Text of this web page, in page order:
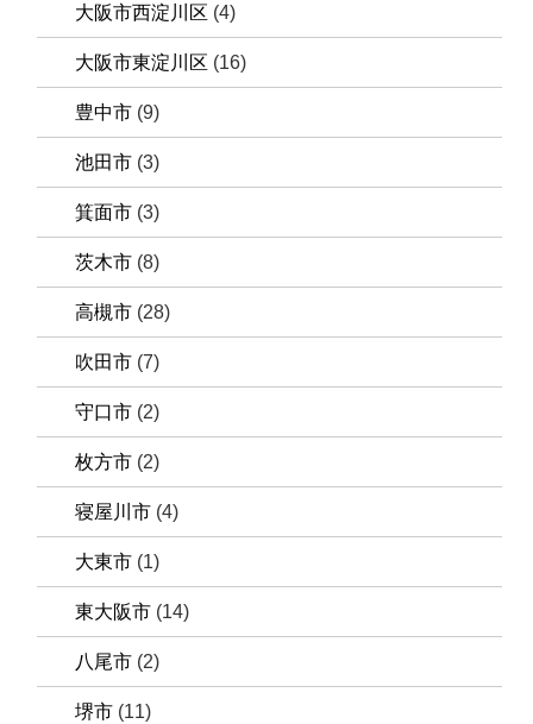
大阪市西淀川区 (4)
大阪市東淀川区 (16)
豊中市 (9)
池田市 (3)
箕面市 (3)
茨木市 (8)
高槻市 (28)
吹田市 (7)
守口市 (2)
枚方市 (2)
寝屋川市 (4)
大東市 (1)
東大阪市 (14)
八尾市 (2)
堺市 (11)